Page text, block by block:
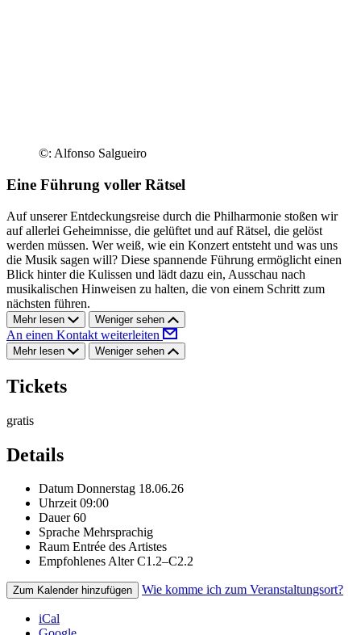
©: Alfonso Salgueiro
Eine Führung voller Rätsel
Auf unserer Entdeckungsreise durch die Philharmonie stoßen wir
auf allerlei Geheimnisse, die gelüftet und auf Rätsel, die gelöst
werden müssen. Wer weiß, wie ein Konzert entsteht und was uns
die Musik sagen will? Diese spannende Führung ermöglicht einen
Blick hinter die Kulissen und lädt dazu ein, Ausschau nach
musikalischen Hinweisen zu halten, die von einem Schritt zum
nächsten führen.
Mehr lesen Weniger sehen
An einen Kontakt weiterleiten
Mehr lesen Weniger sehen
Tickets
gratis
Details
Datum Donnerstag 18.06.26
Uhrzeit 09:00
Dauer 60
Sprache Mehrsprachig
Raum Entrée des Artistes
Empfohlenes Alter C1.2–C2.2
Zum Kalender hinzufügen Wie komme ich zum Veranstaltungsort?
iCal